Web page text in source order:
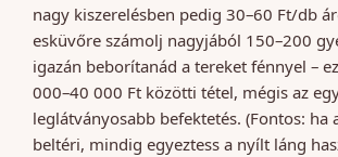
nagy kiszerelésben pedig 30–60 Ft/db
esküvőre számolj nagyjából 150–200
igazán beborítanád a tereket fénnyel –
000–40 000 Ft közötti tétel, mégis az
leglátványosabb befektetés. (Fontos: ha
beltéri, mindig egyeztess a nyílt láng